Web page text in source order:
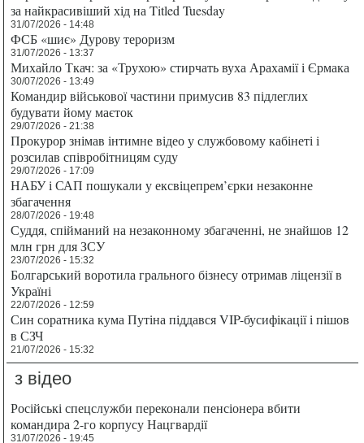
за найкрасивіший хід на Titled Tuesday
31/07/2026 - 14:48
ФСБ «шиє» Дурову тероризм
31/07/2026 - 13:37
Михайло Ткач: за «Трухою» стирчать вуха Арахамії і Єрмака
30/07/2026 - 13:49
Командир військової частини примусив 83 підлеглих
будувати йому маєток
29/07/2026 - 21:38
Прокурор знімав інтимне відео у службовому кабінеті і
розсилав співробітницям суду
29/07/2026 - 17:09
НАБУ і САП пошукали у ексвіцепрем’єрки незаконне
збагачення
28/07/2026 - 19:48
Суддя, спійманий на незаконному збагаченні, не знайшов 12
млн грн для ЗСУ
23/07/2026 - 15:32
Болгарський воротила грального бізнесу отримав ліцензії в
Україні
22/07/2026 - 12:59
Син соратника кума Путіна піддався VIP-бусифікації і пішов
в СЗЧ
21/07/2026 - 15:32
з відео
Російські спецслужби переконали пенсіонера вбити
командира 2-го корпусу Нацгвардії
31/07/2026 - 19:45